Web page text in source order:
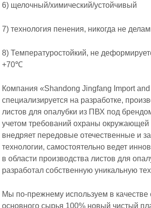
6) щелочный/химический/устойчивый
7) технология пенения, никогда не
8) Температуростойкий, не
+70℃
Компания «Shandong Jingfang Import
специализируется на разработке,
листов для опалубки из ПВХ под
учетом требований охраны
внедряет передовые отечественные и
технологии, самостоятельно ведет
в области производства листов для
разработал собственную уникальную
Мы по-прежнему используем в качестве
основного сырья 100% новый чистый